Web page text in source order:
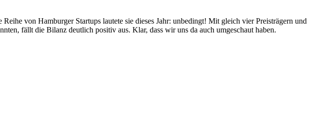
von Hamburger Startups lautete sie dieses Jahr: unbedingt! Mit gleich vier Preisträgern und
fällt die Bilanz deutlich positiv aus. Klar, dass wir uns da auch umgeschaut haben.